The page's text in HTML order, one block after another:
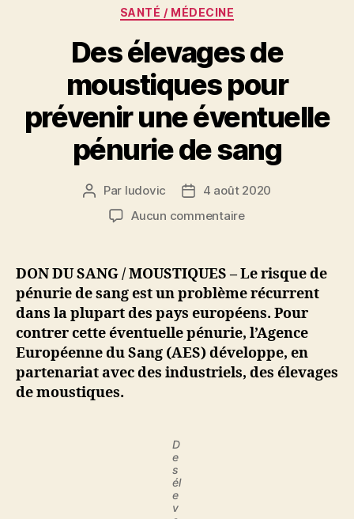
Catégories
SANTÉ / MÉDECINE
Des élevages de
moustiques pour
prévenir une éventuelle
pénurie de sang
Auteur
l’article
Par ludovic
Date4 août 2020
Aucun commentairesur
de
moustiques
pour
prévenir
une
éventuelle
pénurie
DON DU SANG / MOUSTIQUES – Le risque de
pénurie de sang est un problème récurrent
dans la plupart des pays européens. Pour
contrer cette éventuelle pénurie, l’Agence
Européenne du Sang (AES) développe, en
partenariat avec des industriels, des élevages
de moustiques.
D
e
s
él
e
v